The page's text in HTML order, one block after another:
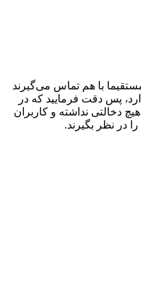
با هم تماس می‌گیرند
پس دقت فرمایید که در
دخالتی نداشته و کاربران
در نظر بگیرند.